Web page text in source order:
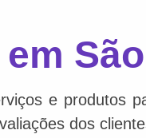
e produtos
dos